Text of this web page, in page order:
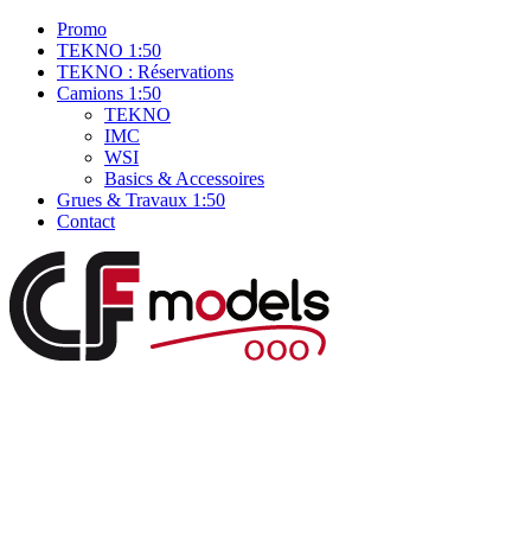
Promo
TEKNO 1:50
TEKNO : Réservations
Camions 1:50
TEKNO
IMC
WSI
Basics & Accessoires
Grues & Travaux 1:50
Contact